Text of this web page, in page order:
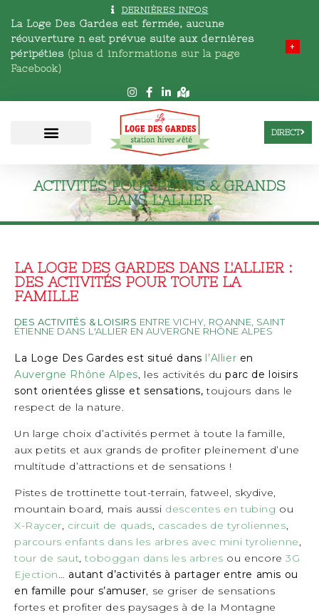
DERNIÈRES INFOS
La Loge Des Gardes est fermée, aucune
réouverture n est prévue suite aux dernières
péripéties (plus d informations sur la page
Facebook)
+
DIRECT
ACTIVITÉS POUR PETITS & GRANDS
DANS L'ALLIER
LA LOGE DES GARDES DANS L'ALLIER :
DES ACTIVITÉS POUR TOUTE LA
FAMILLE
DES ACTIVITÉS & LOISIRS ENTRE VICHY, ROANNE, SAINT
ÉTIENNE DANS L'ALLIER EN AUVERGNE RHÔNE ALPES
La Loge Des Gardes est situé dans l’Allier en
Auvergne Rhône Alpes, les activités duparc de loisirs
sont orientées glisse et sensations, toujours dans le
respect de la nature.
Un large choix d’activités permet à toute la famille,
aux petits et aux grands de profiter pleinement d’une
multitude d’attractions et de sensations !
Pistes de trottinette tout-terrain, fatweel, skydive,
mountain board, mais aussi descentes en tubing ou
X-Raycer, circuit de quads, cascades de tyroliennes,
parcours enfants dans les arbres avec mini tyrolienne,
tour de saut,toboggan dans les arbres ou encore3G
Ejection… autant d’activités à partager entre amis ou
en famille pour s’amuser, se griser de sensations
fortes et profiter des paysages à de la Montagne